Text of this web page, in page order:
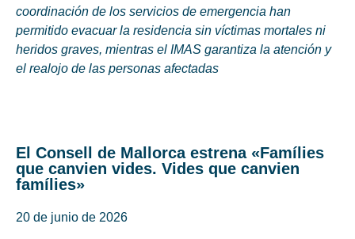
coordinación de los servicios de emergencia han
permitido evacuar la residencia sin víctimas mortales ni
heridos graves, mientras el IMAS garantiza la atención y
el realojo de las personas afectadas
El Consell de Mallorca estrena «Famílies
que canvien vides. Vides que canvien
famílies»
20 de junio de 2026